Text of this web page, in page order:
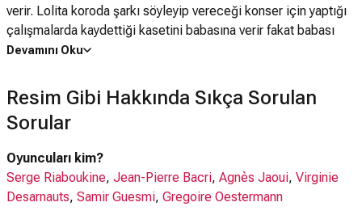
verir. Lolita koroda şarkı söyleyip vereceği konser için yaptığı
çalışmalarda kaydettiği kasetini babasına verir fakat babası
kaseti dinlemeye yeltenmemiştir bile. Lolita daha fazla
Lolitayı sadece babasına ulaşabilmek için kullanmalarına da
artık dayanamamaya başlar. Acaba konser gecesi, müzik ile
beraber Lolita'nın hisleri yüzeye çıkabilecek midir?
Devamını Oku
Resim Gibi Hakkında Sıkça Sorulan
Sorular
Oyuncuları kim?
Serge Riaboukine, Jean-Pierre Bacri, Agnès Jaoui, Virginie
Desarnauts, Samir Guesmi, Gregoire Oestermann